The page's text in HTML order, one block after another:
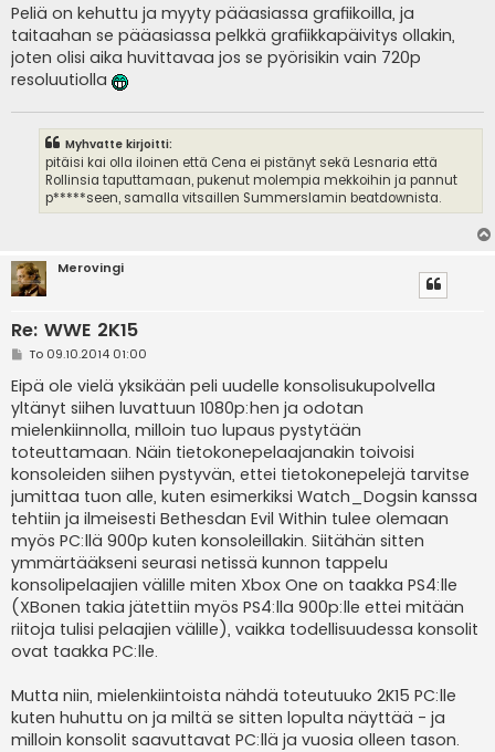
Peliä on kehuttu ja myyty pääasiassa grafiikoilla, ja
taitaahan se pääasiassa pelkkä grafiikkapäivitys ollakin,
joten olisi aika huvittavaa jos se pyörisikin vain 720p
resoluutiolla
Myhvatte kirjoitti:
pitäisi kai olla iloinen että Cena ei pistänyt sekä Lesnaria että
Rollinsia taputtamaan, pukenut molempia mekkoihin ja pannut
p*****seen, samalla vitsaillen Summerslamin beatdownista.
Merovingi
Re: WWE 2K15
V
e
s
t
i
To 09.10.2014 01:00
Eipä ole vielä yksikään peli uudelle konsolisukupolvella
yltänyt siihen luvattuun 1080p:hen ja odotan
mielenkiinnolla, milloin tuo lupaus pystytään
toteuttamaan. Näin tietokonepelaajanakin toivoisi
konsoleiden siihen pystyvän, ettei tietokonepelejä tarvitse
jumittaa tuon alle, kuten esimerkiksi Watch_Dogsin kanssa
tehtiin ja ilmeisesti Bethesdan Evil Within tulee olemaan
myös PC:llä 900p kuten konsoleillakin. Siitähän sitten
ymmärtääkseni seurasi netissä kunnon tappelu
konsolipelaajien välille miten Xbox One on taakka PS4:lle
(XBonen takia jätettiin myös PS4:lla 900p:lle ettei mitään
riitoja tulisi pelaajien välille), vaikka todellisuudessa konsolit
ovat taakka PC:lle.
Mutta niin, mielenkiintoista nähdä toteutuuko 2K15 PC:lle
kuten huhuttu on ja miltä se sitten lopulta näyttää - ja
milloin konsolit saavuttavat PC:llä ja vuosia olleen tason.